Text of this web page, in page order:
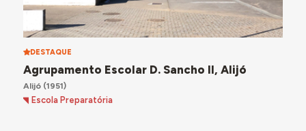
DESTAQUE
Agrupamento Escolar D. Sancho II, Alijó
Alijó(1951)
Escola Preparatória